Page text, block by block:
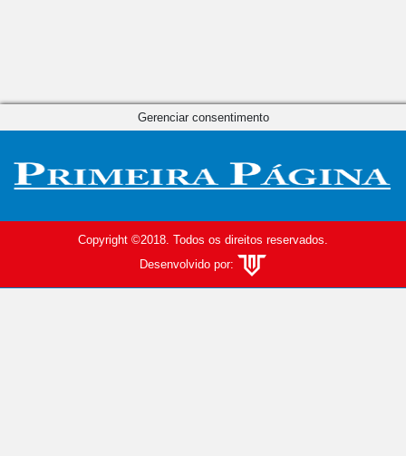
Copyright ©2018. Todos os direitos reservados.
Desenvolvido por:
Gerenciar consentimento